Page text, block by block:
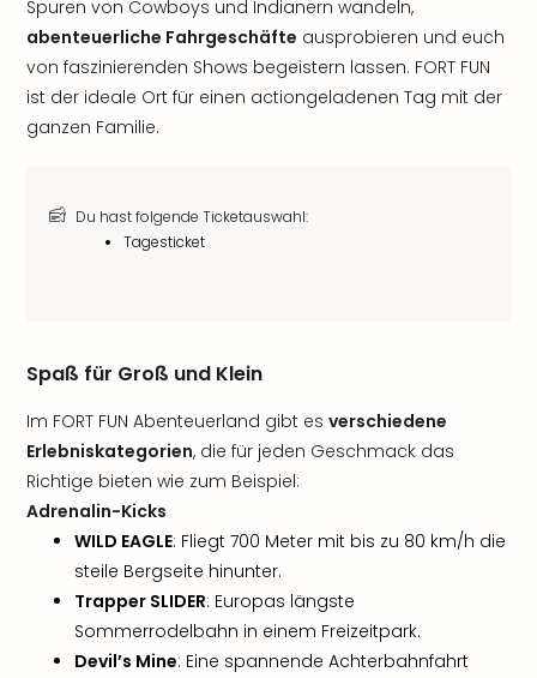
Spuren von Cowboys und Indianern wandeln,
abenteuerliche Fahrgeschäfte ausprobieren und euch
von faszinierenden Shows begeistern lassen. FORT FUN
ist der ideale Ort für einen actiongeladenen Tag mit der
ganzen Familie.
Du hast folgende Ticketauswahl:
Tagesticket
Spaß für Groß und Klein
Im FORT FUN Abenteuerland gibt es verschiedene
Erlebniskategorien, die für jeden Geschmack das
Richtige bieten wie zum Beispiel:
Adrenalin-Kicks
WILD EAGLE: Fliegt 700 Meter mit bis zu 80 km/h die
steile Bergseite hinunter.
Trapper SLIDER: Europas längste
Sommerrodelbahn in einem Freizeitpark.
Devil’s Mine: Eine spannende Achterbahnfahrt